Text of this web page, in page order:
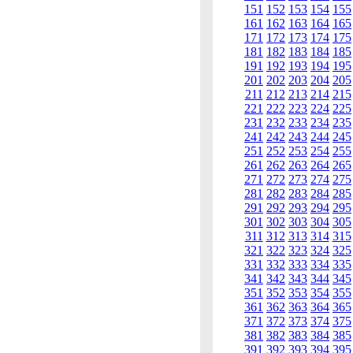
151 152 153 154 155
161 162 163 164 165
171 172 173 174 175
181 182 183 184 185
191 192 193 194 195
201 202 203 204 205
211 212 213 214 215
221 222 223 224 225
231 232 233 234 235
241 242 243 244 245
251 252 253 254 255
261 262 263 264 265
271 272 273 274 275
281 282 283 284 285
291 292 293 294 295
301 302 303 304 305
311 312 313 314 315
321 322 323 324 325
331 332 333 334 335
341 342 343 344 345
351 352 353 354 355
361 362 363 364 365
371 372 373 374 375
381 382 383 384 385
391 392 393 394 395